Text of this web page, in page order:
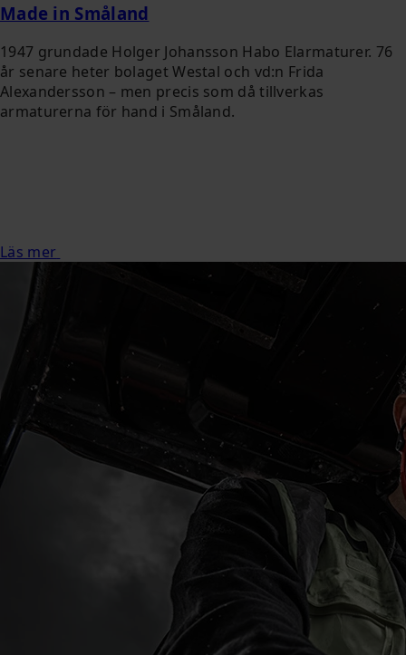
Made in Småland
1947 grundade Holger Johansson Habo Elarmaturer. 76
år senare heter bolaget Westal och vd:n Frida
Alexandersson – men precis som då tillverkas
armaturerna för hand i Småland.
Läs mer